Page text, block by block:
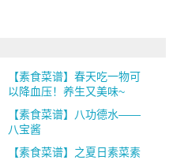
【素食菜谱】春天吃一物可
以降血压！养生又美味~
【素食菜谱】八功德水——
八宝酱
【素食菜谱】之夏日素菜素